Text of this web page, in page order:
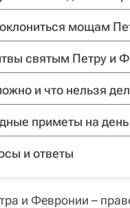
мощам
святым Петру и
и что нельзя
приметы на
и ответы
и Февронии –